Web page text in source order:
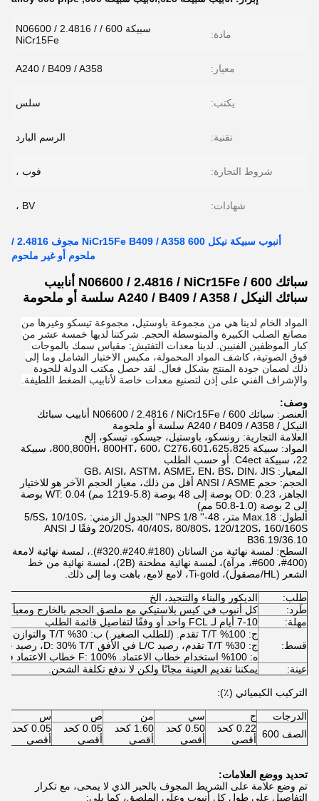
مادة:
سبيكة 600 / N06600 / 2.4816 /
NiCr15Fe
معيار: A240 / B409 / A358
يكتب: سلس
تقنية: الرسم البارد
شروط التجارة: فوب ،
شهادات: BV ،
أنبوب سبيكة نيكل 600 NiCr15Fe B409 / A358 مجوف 2.4816 /
ملحوم أو غير ملحوم
سبائك 600 / N06600 / 2.4816 / NiCr15Fe أنابيب
سبائك النيكل / A240 / B409 / A358 سلسة أو ملحومة
المواد الخام لدينا هي من مجموعة باوستيل، مجموعة تيسكو وغيرها من
مصانع الصلب الكبيرة والمتوسطة الحجم. شركتنا لديها خمسة عشر من
كبار الموظفين الفنيين. لدينا معدات التفتيش: مقياس سمك بالموجات
فوق الصوتية، كاشف المواد المحمولة، مكبس الاختبار الشامل وما إلى
ذلك لضمان جودة المنتج بشكل فعال. لقد حصل مكتب الدولة للجودة
والإشراف الفني على إذن لتصنيع معدات خاصة لأنابيب الضغط اللطيفة.
وصف:
العنصر: سبائك 600 / N06600 / 2.4816 / NiCr15Fe أنابيب سبائك
النيكل / A240 / B409 / A358 سلسة أو ملحومة
العلامة التجارية: رونسكو، باوستيل، جيسكو، تيسكو، إلخ.
المواد: سبيكة 800,800H، 800HT، 600، C276،601،625،825، سبيكة
22، سبيكة C4ect. أو حسب الطلب
المعيار: GB، AISI، ASTM، ASME، EN، BS، DIN، JIS
الحجم: حجم ANSI / ASME أقل من ذلك، معيار الحجم الآخر هو للاختيار
الجاهز، OD: 0.23 بوصة إلى 48 بوصة (5.8-1219 مم) WT: 0.04 بوصة
إلى 2 بوصة (1.0-50.8 مم)
الطول: Max.18 متر، NPS 1/8 ''-48'' الجدول الزمني: 5/5S، 10/10S،
20/20S، 40/40S، 80/80S، 120/120S، 160/160S وفقًا لـ ANSI
B36.19/36.10
السطح: لمسة نهائية من الساتان (180#.240#.320#).، لمسة نهائية لامعة
(400#، 600#، مرآة)، لمسة نهائية مطحنة (2B)، لمسة نهائية من خط
الشعر (HL/مصقول)، Ti-gold، لامع لامع، باهت وما إلى ذلك.
طلب:
الديكور والبناء والتنجيد، الخ
طَرد:
كل أنبوب في كيس بلاستيكي مع ملصق الحجم بالخارج
مهلة:
7-10 أيام لـ FCL واحد أو وفقًا لتفاصيل قائمة الطلب
قسط:
ج: 100% T/T تقدم. (للطلب الصغير.) ب: 30% T/T والتوازن مقابل نسخة من المستندات.
ج: 30% T/T تقدم، رصيد L/C في الأفق D: 30% T/T، رصيد خطاب الاعتماد
ه: 100% استخدام خطاب الاعتماد. F: 100% خطاب الاعتماد في الأفق.
عينة:
يمكننا تقديم العينة مجانًا ولكن لا ندفع تكلفة الشحن.
التركيب الكيميائي (٪):
الدرجات ج سي من ص
س
الصف 600
0.22 كحد
أقصى
0.50 كحد
أقصى
1.60 كحد
أقصى
0.05 كحد
أقصى
0.05 كحد
أقصى
تحديد ووضع العلامات:
تم وضع علامة على الشريط المجوف بالحبر الذي لا يمحى، مع تكرار
التفاصيل على طول كل أنبوب وعلى الملصق، كما يلي: